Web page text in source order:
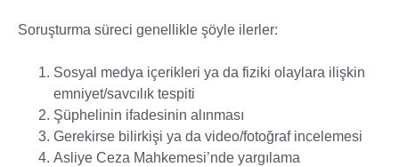
Soruşturma süreci genellikle şöyle ilerler:
Sosyal medya içerikleri ya da fiziki olaylara ilişkin
emniyet/savcılık tespiti
Şüphelinin ifadesinin alınması
Gerekirse bilirkişi ya da video/fotoğraf incelemesi
Asliye Ceza Mahkemesi’nde yargılama